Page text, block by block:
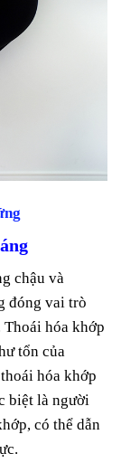
chậu và
đóng vai trò
hóa khớp
tổn của
hóa khớp
biệt là người
có thể dẫn